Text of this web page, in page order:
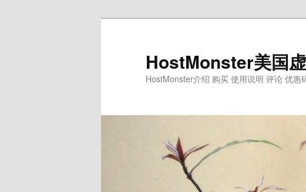
HostMonster美国
HostMonster介绍 购买 使用说明 评论 优惠